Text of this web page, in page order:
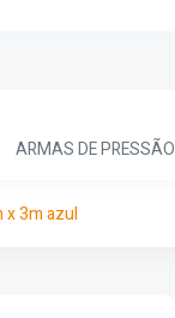
ARMAS DE PRESSÃO
x 3m azul